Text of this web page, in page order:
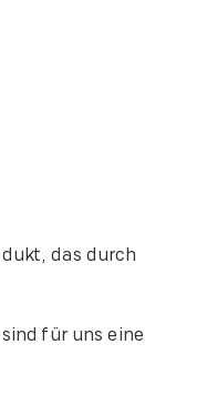
das durch
für uns eine